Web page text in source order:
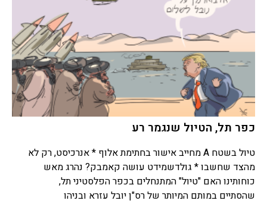
כפר תל, הטיול שנגמר רע
טיול בשטח A מחייב אישור בחתימת אלוף * אנרכיסט, רק לא
מהצד שחשבו * גולדשמידט עושה קאמבק? נהרג מאש
כוחותינו האם "טיול" המתנחלים בכפר הפלסטיני תל,
שהסתיים במותם המיותר של רס"ן יובל עזרא ובניהו